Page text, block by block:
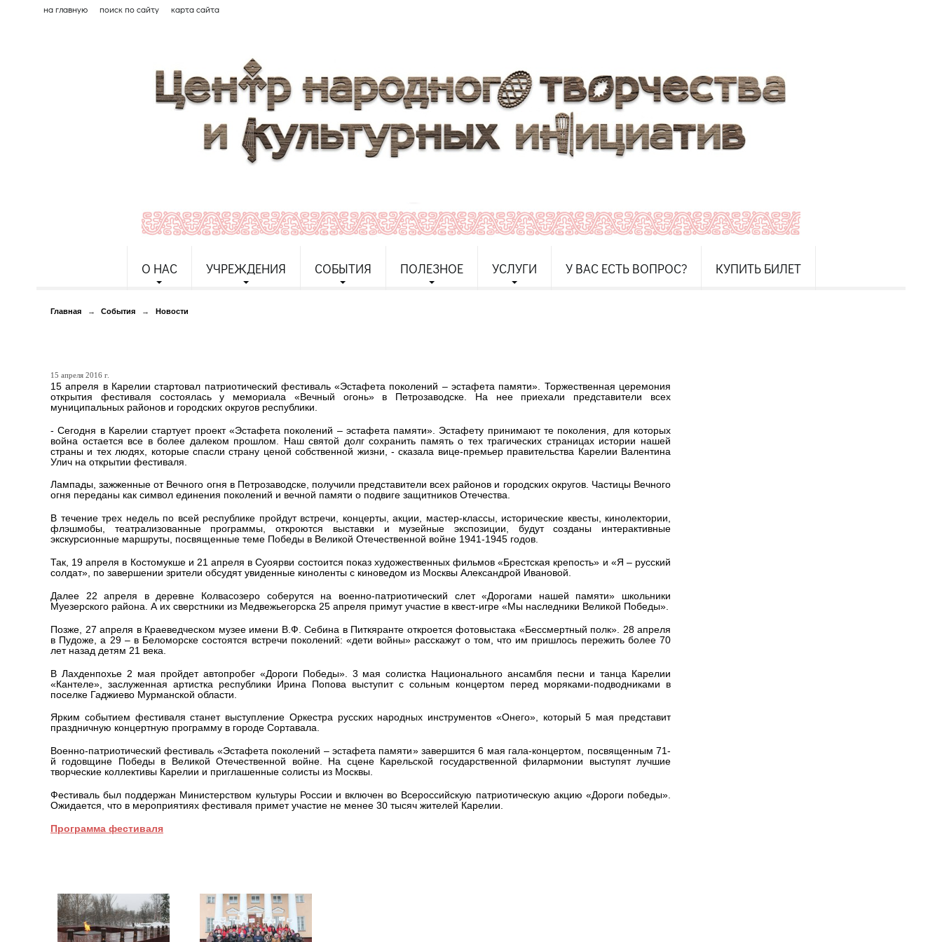
на главную поиск по сайту карта сайта
О НАС УЧРЕЖДЕНИЯ СОБЫТИЯ ПОЛЕЗНОЕ УСЛУГИ У ВАС ЕСТЬ ВОПРОС? КУПИТЬ БИЛЕТ
Главная → События → Новости
15 апреля 2016 г.
15 апреля в Карелии стартовал патриотический фестиваль «Эстафета поколений – эстафета памяти». Торжественная церемония
открытия фестиваля состоялась у мемориала «Вечный огонь» в Петрозаводске. На нее приехали представители всех
муниципальных районов и городских округов республики.
- Сегодня в Карелии стартует проект «Эстафета поколений – эстафета памяти». Эстафету принимают те поколения, для которых
война остается все в более далеком прошлом. Наш святой долг сохранить память о тех трагических страницах истории нашей
страны и тех людях, которые спасли страну ценой собственной жизни, - сказала вице-премьер правительства Карелии Валентина
Улич на открытии фестиваля.
Лампады, зажженные от Вечного огня в Петрозаводске, получили представители всех районов и городских округов. Частицы Вечного
огня переданы как символ единения поколений и вечной памяти о подвиге защитников Отечества.
В течение трех недель по всей республике пройдут встречи, концерты, акции, мастер-классы, исторические квесты, кинолектории,
флэшмобы, театрализованные программы, откроются выставки и музейные экспозиции, будут созданы интерактивные
экскурсионные маршруты, посвященные теме Победы в Великой Отечественной войне 1941-1945 годов.
Так, 19 апреля в Костомукше и 21 апреля в Суоярви состоится показ художественных фильмов «Брестская крепость» и «Я – русский
солдат», по завершении зрители обсудят увиденные киноленты с киноведом из Москвы Александрой Ивановой.
Далее 22 апреля в деревне Колвасозеро соберутся на военно-патриотический слет «Дорогами нашей памяти» школьники
Муезерского района. А их сверстники из Медвежьегорска 25 апреля примут участие в квест-игре «Мы наследники Великой Победы».
Позже, 27 апреля в Краеведческом музее имени В.Ф. Себина в Питкяранте откроется фотовыстака «Бессмертный полк». 28 апреля
в Пудоже, а 29 – в Беломорске состоятся встречи поколений: «дети войны» расскажут о том, что им пришлось пережить более 70
лет назад детям 21 века.
В Лахденпохье 2 мая пройдет автопробег «Дороги Победы». 3 мая солистка Национального ансамбля песни и танца Карелии
«Кантеле», заслуженная артистка республики Ирина Попова выступит с сольным концертом перед моряками-подводниками в
поселке Гаджиево Мурманской области.
Ярким событием фестиваля станет выступление Оркестра русских народных инструментов «Онего», который 5 мая представит
праздничную концертную программу в городе Сортавала.
Военно-патриотический фестиваль «Эстафета поколений – эстафета памяти» завершится 6 мая гала-концертом, посвященным 71-
й годовщине Победы в Великой Отечественной войне. На сцене Карельской государственной филармонии выступят лучшие
творческие коллективы Карелии и приглашенные солисты из Москвы.
Фестиваль был поддержан Министерством культуры России и включен во Всероссийскую патриотическую акцию «Дороги победы».
Ожидается, что в мероприятиях фестиваля примет участие не менее 30 тысяч жителей Карелии.
Программа фестиваля